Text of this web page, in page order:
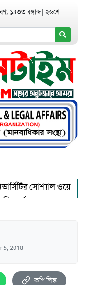
১৪৩৩ বঙ্গাব্দ ২৬শে
সোশ্যাল
ও অশুভকে বর্জন করে
5, 2018
কপি লিঙ্ক